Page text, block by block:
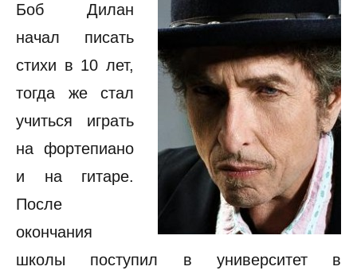
Боб Дилан
начал писать
стихи в 10 лет,
тогда же стал
учиться играть
на фортепиано
и на гитаре.
После
окончания
школы поступил в университет в